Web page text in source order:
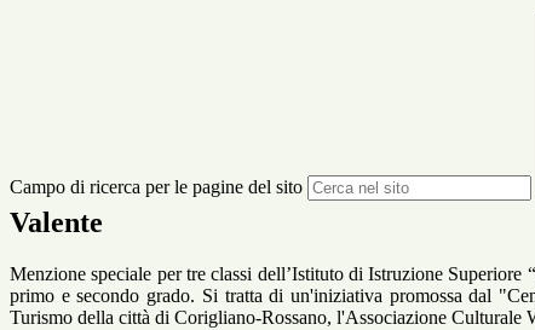
Campo di ricerca per le pagine del sito
Valente
Menzione speciale per tre classi dell’Istituto di Istruzione
primo e secondo grado. Si tratta di un'iniziativa promossa dal
Turismo della città di Corigliano-Rossano, l'Associazione